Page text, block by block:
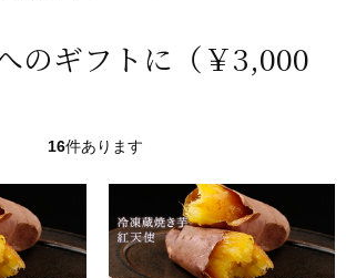
のギフトに（￥3,000
16件あります